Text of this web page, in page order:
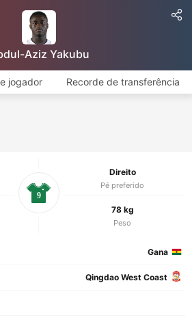
Aziz Yakubu
jogador Recorde de transferência
Direito
Pé preferido
78 kg
Peso
9
Gana
Qingdao West Coast